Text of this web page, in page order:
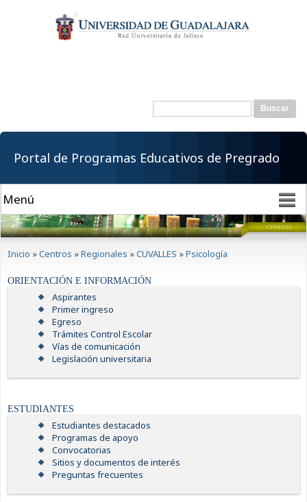
contenido
principal
Formulario de
Buscar
Portal de Programas Educativos de Pregrado
Inicio »Centros »Regionales »CUVALLES »Psicología
ORIENTACIÓN E INFORMACIÓN
Aspirantes
Primer ingreso
Egreso
Trámites Control Escolar
Vías de comunicación
Legislación universitaria
ESTUDIANTES
Estudiantes destacados
Programas de apoyo
Convocatorias
Sitios y documentos de interés
Preguntas frecuentes